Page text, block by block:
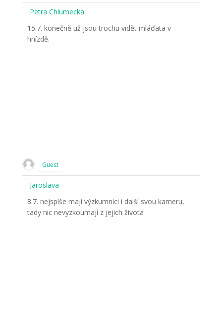
Petra Chlumecka
15.7. konečně už jsou trochu vidět mláďata v
hnízdě.
Guest
Jaroslava
8.7. nejspíše mají výzkumníci i další svou kameru,
tady nic nevyzkoumají z jejich života